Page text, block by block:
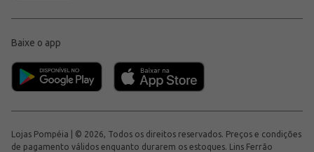
Baixe o app
Lojas Pompéia | © 2026, Todos os direitos reservados. Preços e condições
de pagamento válidos enquanto durarem os estoques. Lins Ferrão